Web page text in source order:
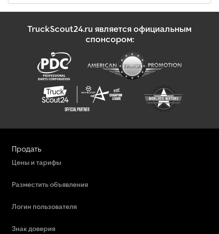
TruckScout24.ru является официальным
спонсором:
Продать
Цены и тарифы
Разместить объявления
Логин пользователя
Знак доверия